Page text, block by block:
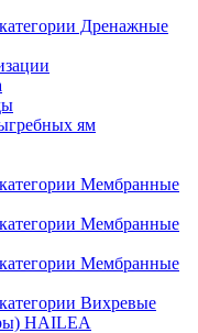
Дренажные
ям
Мембранные
Мембранные
Мембранные
Вихревые
HAILEA